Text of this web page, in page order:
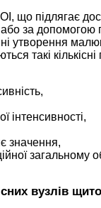
що підлягає
за допомогою
утворення
такі
інтенсивності,
значення,
загальному
вузлів